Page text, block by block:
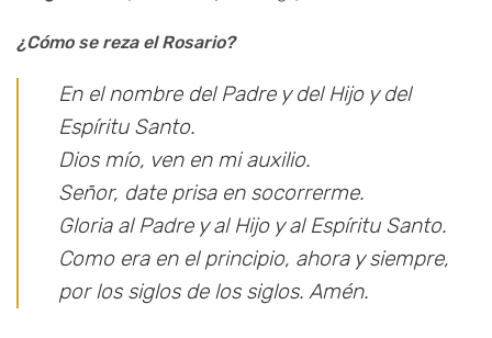
¿Cómo se reza el Rosario?
En el nombre del Padre y del Hijo y del
Espíritu Santo.
Dios mío, ven en mi auxilio.
Señor, date prisa en socorrerme.
Gloria al Padre y al Hijo y al Espíritu Santo.
Como era en el principio, ahora y siempre,
por los siglos de los siglos. Amén.